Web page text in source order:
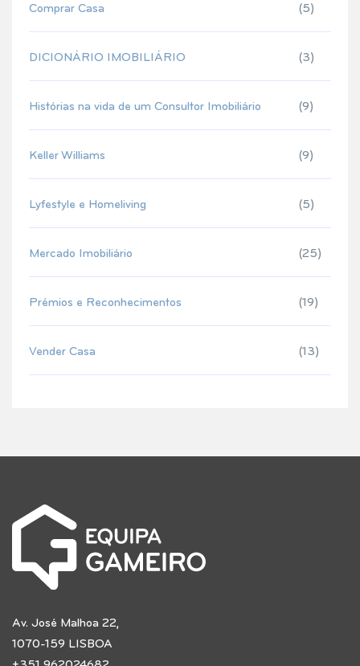
Comprar Casa (5)
DICIONÁRIO IMOBILIÁRIO (3)
Histórias na vida de um Consultor Imobiliário (9)
Keller Williams (9)
Lyfestyle e Homeliving (5)
Mercado Imobiliário (25)
Prémios e Reconhecimentos (19)
Vender Casa (13)
Av. José Malhoa 22,
1070-159 LISBOA